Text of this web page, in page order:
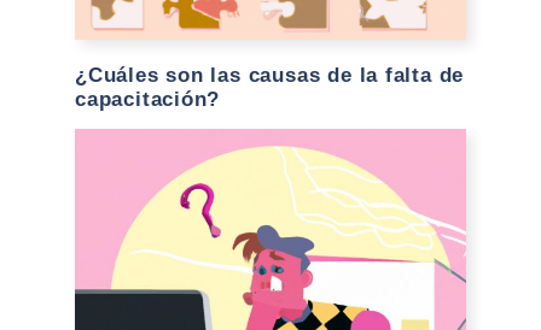
¿Cuáles son las causas de la falta de
capacitación?